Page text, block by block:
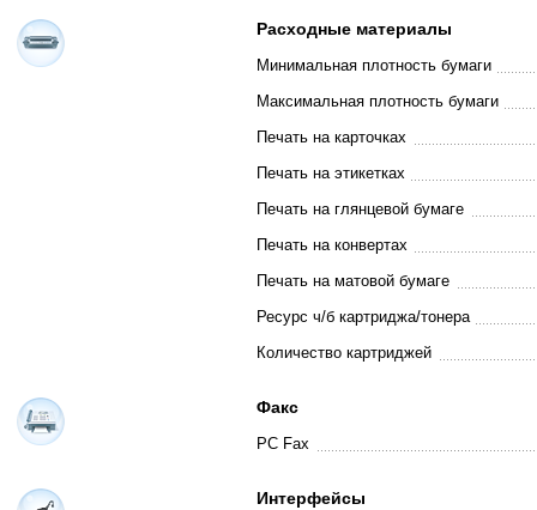
Расходные материалы
Минимальная плотность бумаги
Максимальная плотность бумаги
Печать на карточках
Печать на этикетках
Печать на глянцевой бумаге
Печать на конвертах
Печать на матовой бумаге
Ресурс ч/б картриджа/тонера
Количество картриджей
Факс
PC Fax
Интерфейсы